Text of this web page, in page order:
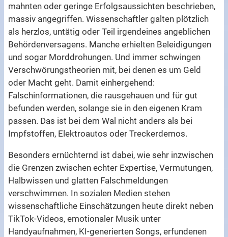
mahnten oder geringe Erfolgsaussichten beschrieben,
massiv angegriffen. Wissenschaftler galten plötzlich
als herzlos, untätig oder Teil irgendeines angeblichen
Behördenversagens. Manche erhielten Beleidigungen
und sogar Morddrohungen. Und immer schwingen
Verschwörungstheorien mit, bei denen es um Geld
oder Macht geht. Damit einhergehend:
Falschinformationen, die rausgehauen und für gut
befunden werden, solange sie in den eigenen Kram
passen. Das ist bei dem Wal nicht anders als bei
Impfstoffen, Elektroautos oder Treckerdemos.
Besonders ernüchternd ist dabei, wie sehr inzwischen
die Grenzen zwischen echter Expertise, Vermutungen,
Halbwissen und glatten Falschmeldungen
verschwimmen. In sozialen Medien stehen
wissenschaftliche Einschätzungen heute direkt neben
TikTok-Videos, emotionaler Musik unter
Handyaufnahmen, KI-generierten Songs, erfundenen